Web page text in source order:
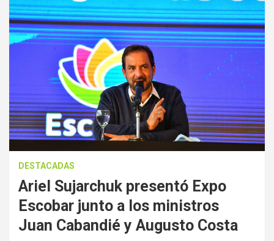
DESTACADAS
Ariel Sujarchuk presentó Expo
Escobar junto a los ministros
Juan Cabandié y Augusto Costa